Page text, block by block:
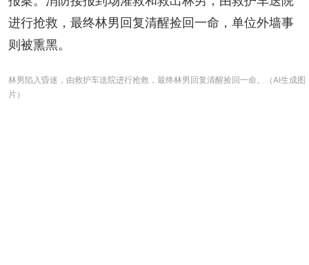
进行抢救，最终林男回复清醒捡回一命，单位外墙事
则被熏黑。
林男陷入昏迷，由救护车送院进行抢救，最终林男回复清醒捡回一命。（AI生成图
片）